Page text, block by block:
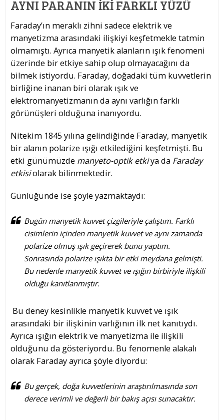
AYNI PARANIN İKI FARKLI YÜZÜ
Faraday’ın meraklı zihni sadece elektrik ve
manyetizma arasındaki ilişkiyi keşfetmekle tatmin
olmamıştı. Ayrıca manyetik alanların ışık fenomeni
üzerinde bir etkiye sahip olup olmayacağını da
bilmek istiyordu. Faraday, doğadaki tüm kuvvetlerin
birliğine inanan biri olarak ışık ve
elektromanyetizmanın da aynı varlığın farklı
görünüşleri olduğuna inanıyordu.
Nitekim 1845 yılına gelindiğinde Faraday, manyetik
bir alanın polarize ışığı etkilediğini keşfetmişti. Bu
etki günümüzde manyeto-optik etkiya daFaraday
etkisiolarak bilinmektedir.
Günlüğünde ise şöyle yazmaktaydı:
Bugün manyetik kuvvet çizgileriyle çalıştım. Farklı
cisimlerin içinden manyetik kuvvet ve aynı zamanda
polarize olmuş ışık geçirerek bunu yaptım.
Sonrasında polarize ışıkta bir etki meydana gelmişti.
Bu nedenle manyetik kuvvet ve ışığın birbiriyle ilişkili
olduğu kanıtlanmıştır.
Bu deney kesinlikle manyetik kuvvet ve ışık
arasındaki bir ilişkinin varlığının ilk net kanıtıydı.
Ayrıca ışığın elektrik ve manyetizma ile ilişkili
olduğunu da gösteriyordu. Bu fenomenle alakalı
olarak Faraday ayrıca şöyle diyordu:
Bu gerçek, doğa kuvvetlerinin araştırılmasında son
derece verimli ve değerli bir bakış açısı sunacaktır.